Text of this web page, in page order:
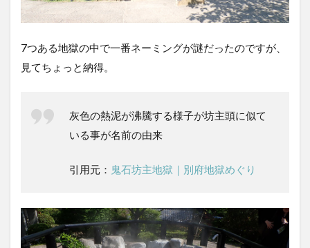
7つある地獄の中で一番ネーミングが謎だったのですが、
見てちょっと納得。
灰色の熱泥が沸騰する様子が坊主頭に似て
いる事が名前の由来
引用元： 鬼石坊主地獄｜別府地獄めぐり